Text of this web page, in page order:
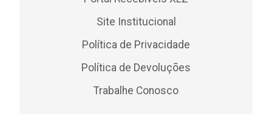
Site Institucional
Política de Privacidade
Política de Devoluções
Trabalhe Conosco